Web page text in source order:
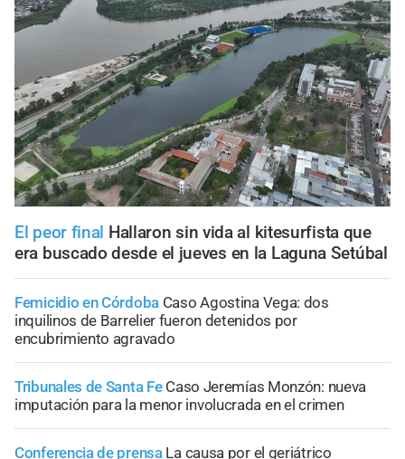
El peor final Hallaron sin vida al kitesurfista que
era buscado desde el jueves en la Laguna Setúbal
Femicidio en Córdoba Caso Agostina Vega: dos
inquilinos de Barrelier fueron detenidos por
encubrimiento agravado
Tribunales de Santa Fe Caso Jeremías Monzón: nueva
imputación para la menor involucrada en el crimen
Conferencia de prensa La causa por el geriátrico